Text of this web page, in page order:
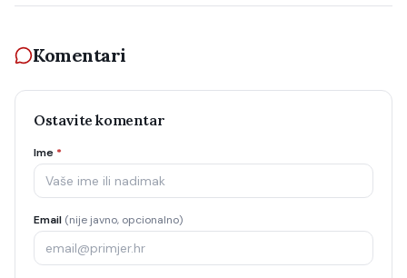
Komentari
Ostavite komentar
Ime *
Email (nije javno, opcionalno)